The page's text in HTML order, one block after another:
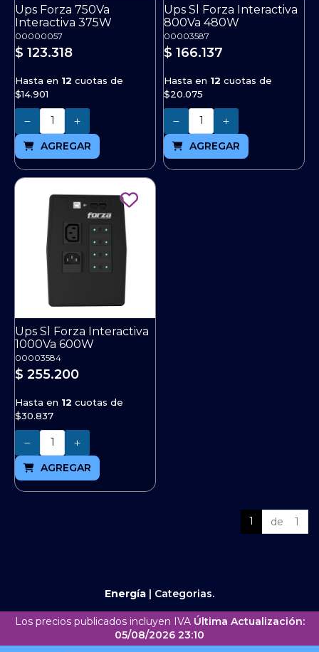
Ups Forza 750Va
Interactiva 375W
00000057
$ 123.318
Hasta en 12 cuotas de
$14.901
Cantidad
AGREGAR
Ups Sl Forza Interactiva
800Va 480W
00003587
$ 166.137
Hasta en 12 cuotas de
$20.075
Cantidad
AGREGAR
Ups Sl Forza Interactiva
1000Va 600W
00003584
$ 255.200
Hasta en 12 cuotas de
$30.837
Cantidad
AGREGAR
1 de 1
Energía | Categorias.
Los precios publicados incluyen IVA Última Actualización:
05/08/2026 23:10